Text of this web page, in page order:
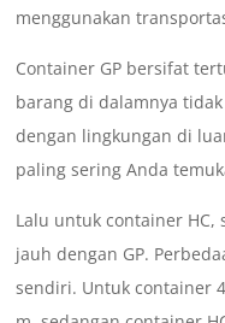
menggunakan
Container GP bersifat
barang di dalamnya
dengan lingkungan di
paling sering Anda
Lalu untuk container
jauh dengan GP.
sendiri. Untuk container